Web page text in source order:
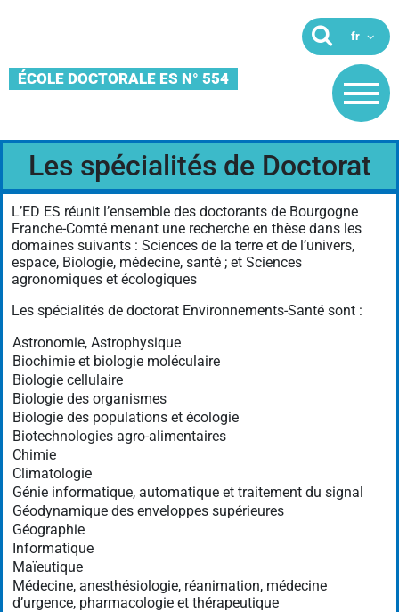
ÉCOLE DOCTORALE ES N° 554
Les spécialités de Doctorat
L’ED ES réunit l’ensemble des doctorants de Bourgogne
Franche-Comté menant une recherche en thèse dans les
domaines suivants : Sciences de la terre et de l’univers,
espace, Biologie, médecine, santé ; et Sciences
agronomiques et écologiques
Les spécialités de doctorat Environnements-Santé sont :
Astronomie, Astrophysique
Biochimie et biologie moléculaire
Biologie cellulaire
Biologie des organismes
Biologie des populations et écologie
Biotechnologies agro-alimentaires
Chimie
Climatologie
Génie informatique, automatique et traitement du signal
Géodynamique des enveloppes supérieures
Géographie
Informatique
Maïeutique
Médecine, anesthésiologie, réanimation, médecine
d’urgence, pharmacologie et thérapeutique